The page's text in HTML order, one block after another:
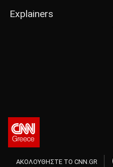
Explainers
ΑΚΟΛΟΥΘΗΣΤΕ ΤΟ CNN.GR